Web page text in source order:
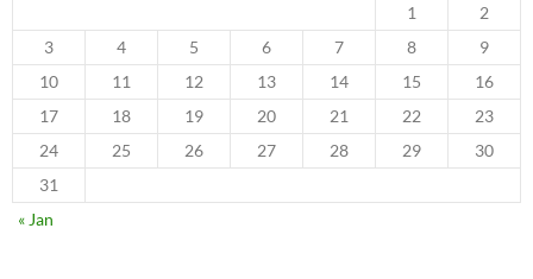
1
2
3
4 5 6 7 8
9
10
11 12 13 14 15
16
17
18 19 20 21 22
23
24
25 26 27 28 29
30
31
« Jan